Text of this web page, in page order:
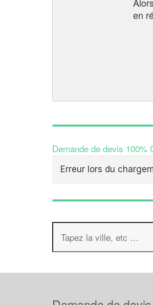
en
Demande de devis 100%
Erreur lors du